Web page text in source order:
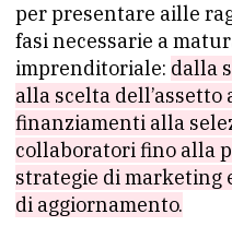
per presentare aille
fasi necessarie a
imprenditoriale: dalla
alla scelta
finanziamenti alla
collaboratori fino alla
strategie di marketing
di aggiornamento.